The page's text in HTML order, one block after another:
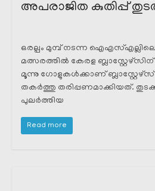
അപരാജിത കുതിപ്പ്
ഒരല്പം മുമ്പ് നടന്ന ഐഎസ്എല്ലിലെ
മത്സരത്തിൽ കേരള
മൂന്നു ഗോളുകൾക്കാണ്
തകർത്തു തരിപ്പണമാക്കിയത്.
പുലർത്തിയ
Read more